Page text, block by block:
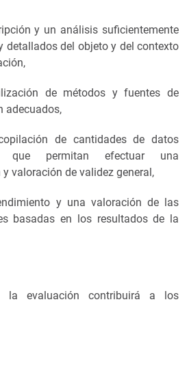
y un análisis suficientemente
detallados del objeto y del contexto
de métodos y fuentes de
adecuados,
de cantidades de datos
que permitan efectuar una
valoración de validez general,
y una valoración de las
basadas en los resultados de la
la evaluación contribuirá a los